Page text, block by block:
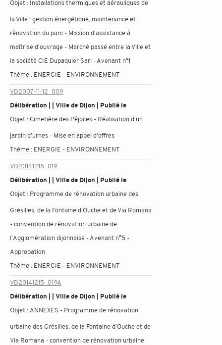
Objet : Installations thermiques et aérauliques de
la Ville : gestion énergétique, maintenance et
rénovation du parc - Mission d'assistance à
maîtrise d'ouvrage - Marché passé entre la Ville et
la société CIE Dupaquier Sarl - Avenant n°1
Thème : ENERGIE - ENVIRONNEMENT
VD2007-11-12_009
Délibération | | Ville de Dijon | Publié le
Objet : Cimetière des Péjoces - Réalisation d'un
jardin d'urnes - Mise en appel d'offres
Thème : ENERGIE - ENVIRONNEMENT
VD20141215_019
Délibération | | Ville de Dijon | Publié le
Objet : Programme de rénovation urbaine des
Grésilles, de la Fontaine d'Ouche et de Via Romana
- convention de rénovation urbaine de
l'Agglomération dijonnaise - Avenant n°5 -
Approbation
Thème : ENERGIE - ENVIRONNEMENT
VD20141215_019A
Délibération | | Ville de Dijon | Publié le
Objet : ANNEXES - Programme de rénovation
urbaine des Grésilles, de la Fontaine d'Ouche et de
Via Romana - convention de rénovation urbaine